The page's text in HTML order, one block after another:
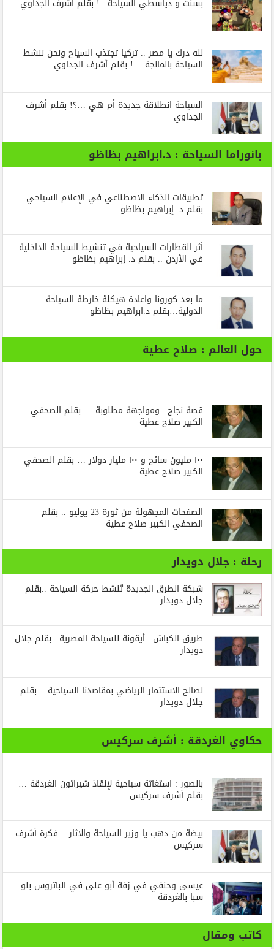
بسنت و دياسطي السياحة ..! بقلم أشرف الجداوي
لله درك يا مصر .. تركيا تجتذب السياح ونحن ننشط
السياحة بالمانجة …! بقلم أشرف الجداوي
السياحة انطلاقة جديدة أم هي …؟! بقلم أشرف
الجداوي
بانوراما السياحة : د.ابراهيم بظاظو
تطبيقات الذكاء الاصطناعي في الإعلام السياحي ..
بقلم د. إبراهيم بظاظو
أثر القطارات السياحية في تنشيط السياحة الداخلية
في الأردن .. بقلم د. إبراهيم بظاظو
ما بعد كورونا واعادة هيكلة خارطة السياحة
الدولية…بقلم د.ابراهيم بظاظو
حول العالم : صلاح عطية
قصة نجاح ..ومواجهة مطلوبة … بقلم الصحفي
الكبير صلاح عطية
١٠٠ مليون سائح و ١٠٠ مليار دولار … بقلم الصحفي
الكبير صلاح عطية
الصفحات المجهولة من ثورة 23 يوليو .. بقلم
الصحفي الكبير صلاح عطية
رحلة : جلال دويدار
شبكة الطرق الجديدة تُنشط حركة السياحة ..بقلم
جلال دويدار
طريق الكباش.. أيقونة للسياحة المصرية.. بقلم جلال
دويدار
لصالح الاستثمار الرياضي بمقاصدنا السياحية .. بقلم
جلال دويدار
حكاوي الغردقة : أشرف سركيس
بالصور : استغاثة سياحية لإنقاذ شيراتون الغردقة …
بقلم أشرف سركيس
بيضة من دهب يا وزير السياحة والاثار .. فكرة أشرف
سركيس
عيسى وحنفي في زفة أبو على في الباتروس بلو
سبا بالغردقة
كاتب ومقال